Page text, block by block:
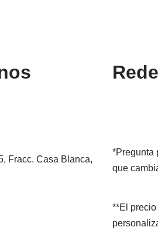
Fracc. Casa Blanca,
*Pregunta
que
**El